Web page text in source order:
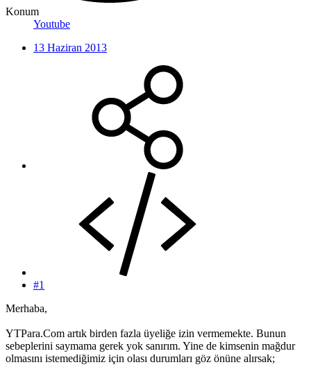
Konum
Youtube
13 Haziran 2013
#1
Merhaba,
YTPara.Com artık birden fazla üyeliğe izin vermemekte. Bunun
sebeplerini saymama gerek yok sanırım. Yine de kimsenin mağdur
olmasını istemediğimiz için olası durumları göz önüne alırsak;